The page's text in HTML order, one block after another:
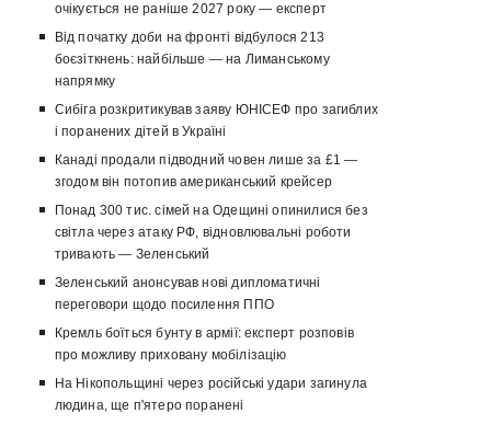
очікується не раніше 2027 року — експерт
Від початку доби на фронті відбулося 213
боєзіткнень: найбільше — на Лиманському
напрямку
Сибіга розкритикував заяву ЮНІСЕФ про загиблих
і поранених дітей в Україні
Канаді продали підводний човен лише за £1 —
згодом він потопив американський крейсер
Понад 300 тис. сімей на Одещині опинилися без
світла через атаку РФ, відновлювальні роботи
тривають — Зеленський
Зеленський анонсував нові дипломатичні
переговори щодо посилення ППО
Кремль боїться бунту в армії: експерт розповів
про можливу приховану мобілізацію
На Нікопольщині через російські удари загинула
людина, ще п'ятеро поранені